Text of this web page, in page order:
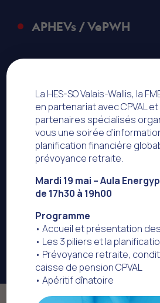
APHEVs / VePWH
l’APHEVs
La HES-SO Valais-Wallis, la
en partenariat avec CPVAL
partenaires spécialisés
vous une soirée
planification financière
prévoyance retraite.
Mardi 19 mai – Aula
de 17h30 à 19h00
Programme
• Accueil et présentation
• Les 3 piliers et la
• Prévoyance retraite,
caisse de pension CPVAL
• Apéritif dînatoire